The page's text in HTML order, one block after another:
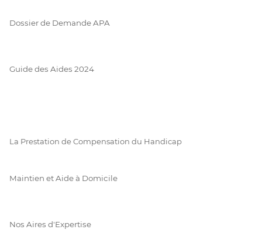
Dossier de Demande APA
Guide des Aides 2024
La Prestation de Compensation du Handicap
Maintien et Aide à Domicile
Nos Aires d'Expertise